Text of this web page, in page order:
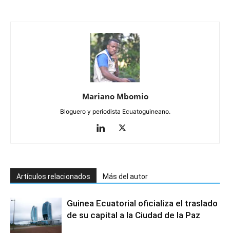
Mariano Mbomio
Bloguero y periodista Ecuatoguineano.
Artículos relacionados Más del autor
Guinea Ecuatorial oficializa el traslado
de su capital a la Ciudad de la Paz